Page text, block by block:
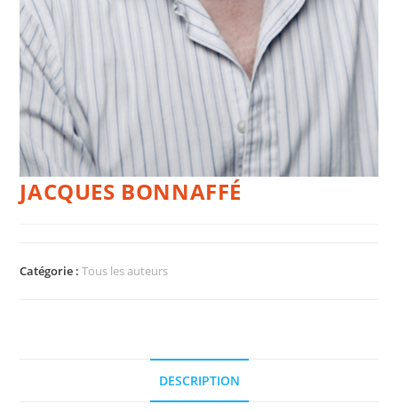
JACQUES BONNAFFÉ
Catégorie :Tous les auteurs
DESCRIPTION